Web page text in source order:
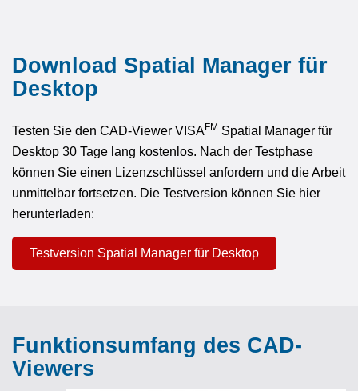
Download Spatial Manager für
Desktop
Testen Sie den CAD-Viewer VISAFM Spatial Manager für
Desktop 30 Tage lang kostenlos. Nach der Testphase
können Sie einen Lizenzschlüssel anfordern und die Arbeit
unmittelbar fortsetzen. Die Testversion können Sie hier
herunterladen:
Testversion Spatial Manager für Desktop
Funktionsumfang des CAD-
Viewers